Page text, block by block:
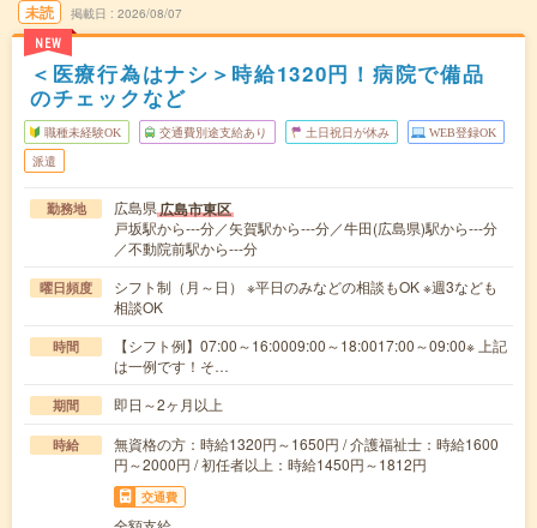
未読
NEW
掲載日 2026/08/07
＜医療行為はナシ＞時給1320円！病院で備品
のチェックなど
職種未経験OK 交通費別途支給あり 土日祝日が休み WEB登録OK
派遣
勤務地 広島県広島市東区
戸坂駅から---分／矢賀駅から---分／牛田(広島県)駅から---分
／不動院前駅から---分
曜日頻度
シフト制（月～日） ※平日のみなどの相談もOK ※週3なども
相談OK
時間
【シフト例】07:00～16:0009:00～18:0017:00～09:00※ 上記
は一例です！そ…
期間 即日～2ヶ月以上
時給
無資格の方：時給1320円～1650円 / 介護福祉士：時給1600
円～2000円 / 初任者以上：時給1450円～1812円
交通費